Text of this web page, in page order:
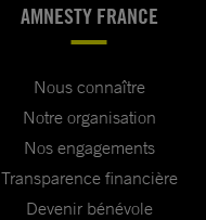
AMNESTY FRANCE
Nous connaître
Notre organisation
Nos engagements
Transparence financière
Devenir bénévole